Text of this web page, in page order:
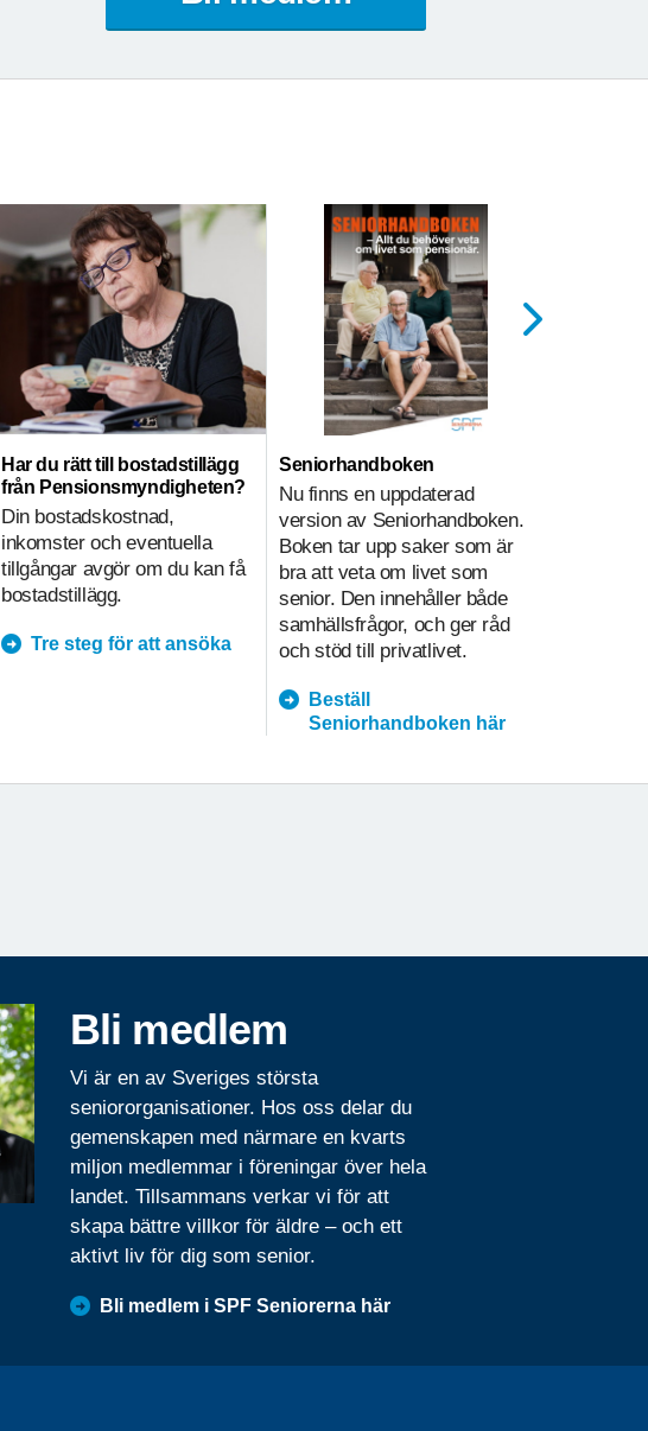
Har du rätt till bostadstillägg
från Pensionsmyndigheten?
Din bostadskostnad,
inkomster och eventuella
tillgångar avgör om du kan få
bostadstillägg.
Tre steg för att ansöka
Seniorhandboken
Nu finns en uppdaterad
version av Seniorhandboken.
Boken tar upp saker som är
bra att veta om livet som
senior. Den innehåller både
samhällsfrågor, och ger råd
och stöd till privatlivet.
Beställ
Seniorhandboken här
Bli medlem
Vi är en av Sveriges största
seniororganisationer. Hos oss delar du
gemenskapen med närmare en kvarts
miljon medlemmar i föreningar över hela
landet. Tillsammans verkar vi för att
skapa bättre villkor för äldre – och ett
aktivt liv för dig som senior.
Bli medlem i SPF Seniorerna här